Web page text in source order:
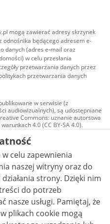
mogą zawierać adresy skrzynek
odnośnika będącego adresem e-
danych (adres e-mail oraz
w celu przesłania
przetwarzania danych przez
przetwarzania danych
w serwisie (z
audiowizualnych), są udostępniane
Commons: uznanie autorstwa
4.0 (CC BY-SA 4.0).
w tym zdjęcia, materiały
na licencji typu
uznanie autorstwa użycie
utworów zależnych 4.0 (CC BY-
jest to stwierdzone inaczej.
celu zapewnienia
naszej witryny oraz do
strony. Dzięki nim
do potrzeb
Pamiętaj, że
plikach cookie mogą